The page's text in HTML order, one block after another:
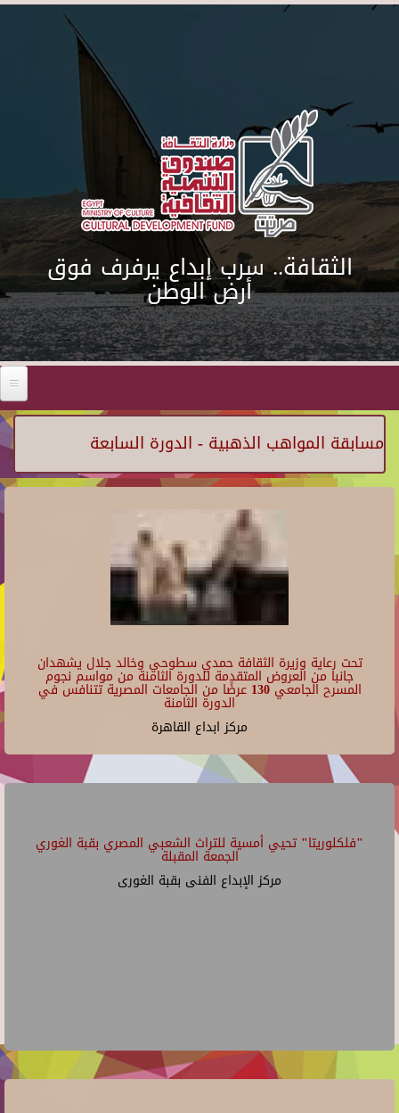
Skip to main content
الثقافة.. سرب إبداع يرفرف فوق
أرض الوطن
مسابقة المواهب الذهبية - الدورة السابعة
تحت رعاية وزيرة الثقافة حمدي سطوحي وخالد جلال يشهدان
جانبا من العروض المتقدمة للدورة الثامنة من مواسم نجوم
المسرح الجامعي 130 عرضًا من الجامعات المصرية تتنافس في
الدورة الثامنة
مركز ابداع القاهرة
"فلكلوريتا" تحيي أمسية للتراث الشعبي المصري بقبة الغوري
الجمعة المقبلة
مركز الإبداع الفنى بقبة الغورى